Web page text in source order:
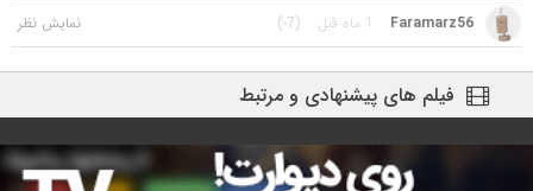
Faramarz56 1 ماه قبل (-7)
فیلم های پیشنهادی و مرتبط